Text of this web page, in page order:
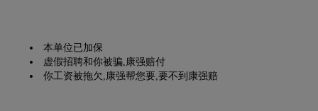
本单位已加保
虚假招聘和你被骗,康强赔付
你工资被拖欠,康强帮您要,要不到康强赔